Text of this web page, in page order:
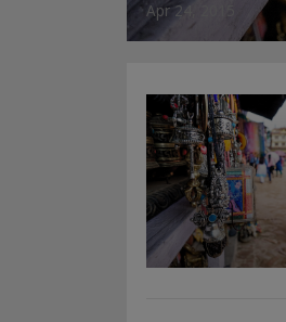
Apr 24, 2015